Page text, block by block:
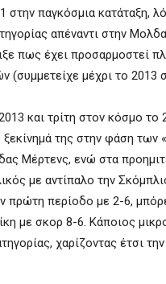
παγκόσμια κατάταξη,
απέναντι στην
πως έχει προσαρμοστεί
(συμμετείχε μέχρι το 2013
και τρίτη στον κόσμο το
της στην φάση των
Μέρτενς, ενώ στα
με αντίπαλο την
πρώτη περίοδο με 2-6,
με σκορ 8-6. Κάποιος
χαρίζοντας έτσι